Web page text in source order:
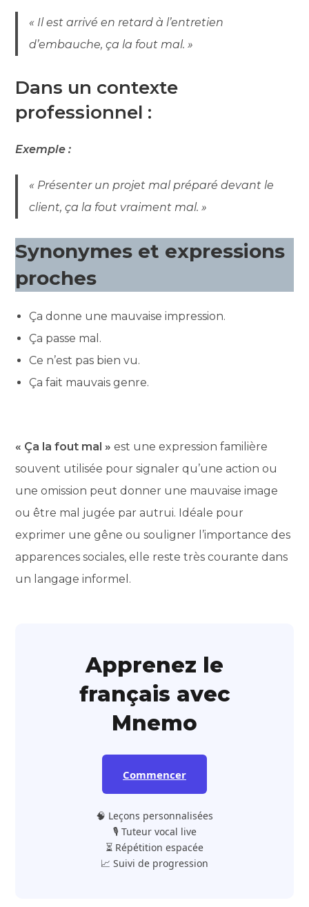
« Il est arrivé en retard à l’entretien
d’embauche, ça la fout mal. »
Dans un contexte
professionnel :
Exemple :
« Présenter un projet mal préparé devant le
client, ça la fout vraiment mal. »
Synonymes et expressions
proches
Ça donne une mauvaise impression.
Ça passe mal.
Ce n’est pas bien vu.
Ça fait mauvais genre.
« Ça la fout mal » est une expression familière
souvent utilisée pour signaler qu’une action ou
une omission peut donner une mauvaise image
ou être mal jugée par autrui. Idéale pour
exprimer une gêne ou souligner l’importance des
apparences sociales, elle reste très courante dans
un langage informel.
Apprenez le
français avec
Mnemo
Commencer
🧠 Leçons personnalisées
🎙️ Tuteur vocal live
⏳ Répétition espacée
📈 Suivi de progression